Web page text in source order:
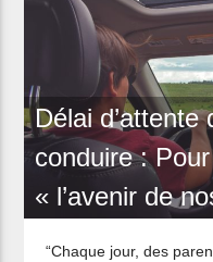
Délai d’attente
conduire :
« l’avenir de
“Chaque jour, des